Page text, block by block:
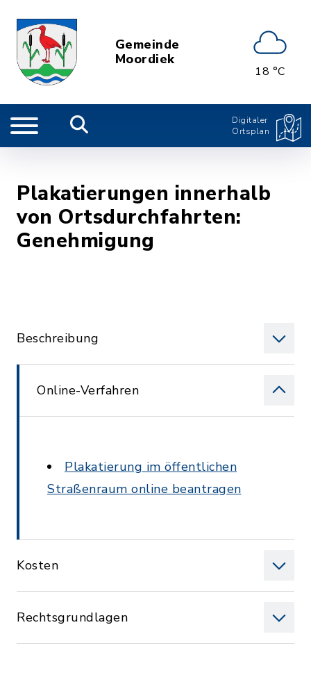
Gemeinde
Moordiek
18 °C
Digitaler
Ortsplan
Plakatierungen innerhalb
von Ortsdurchfahrten:
Genehmigung
Beschreibung
Online-Verfahren
Plakatierung im öffentlichen
Straßenraum online beantragen
Kosten
Rechtsgrundlagen